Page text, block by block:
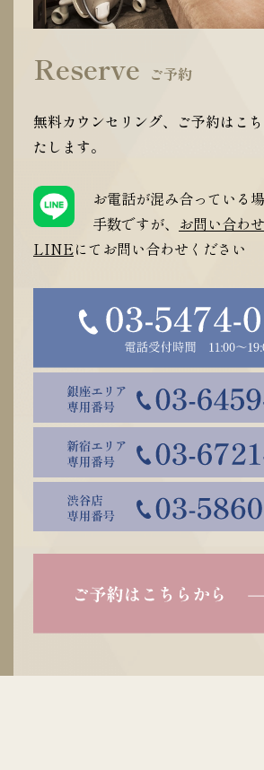
Reserve ご予約
無料カウンセリング、ご予約はこ
たします。
お電話が混み合っている
手数ですが、 お問い合わ
LINEにてお問い合わせください